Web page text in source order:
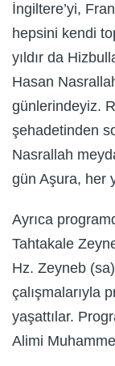
İngiltere’yi,
hepsini kendi
yıldır da
Hasan
günlerindeyiz.
şehadetinden
Nasrallah
gün Aşura, her
Ayrıca
Tahtakale
Hz. Zeyneb
çalışmalarıyla
yaşattılar.
Alimi